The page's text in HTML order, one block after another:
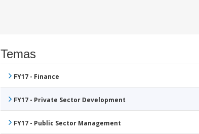
Temas
FY17 - Finance
FY17 - Private Sector Development
FY17 - Public Sector Management